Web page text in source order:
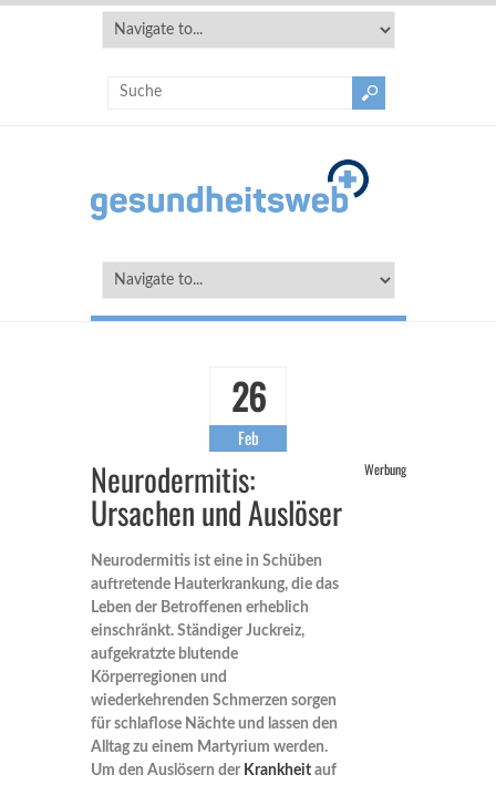
26
Feb
Neurodermitis:
Ursachen und Auslöser
Werbung
Neurodermitis ist eine in Schüben
auftretende Hauterkrankung, die das
Leben der Betroffenen erheblich
einschränkt. Ständiger Juckreiz,
aufgekratzte blutende
Körperregionen und
wiederkehrenden Schmerzen sorgen
für schlaflose Nächte und lassen den
Alltag zu einem Martyrium werden.
Um den Auslösern der Krankheitauf